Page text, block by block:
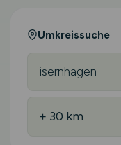
Umkreissuche